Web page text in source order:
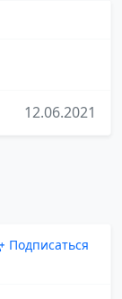
12.06.2021
Подписаться